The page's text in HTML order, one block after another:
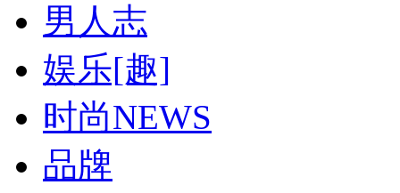
男人志
娱乐[趣]
时尚NEWS
品牌